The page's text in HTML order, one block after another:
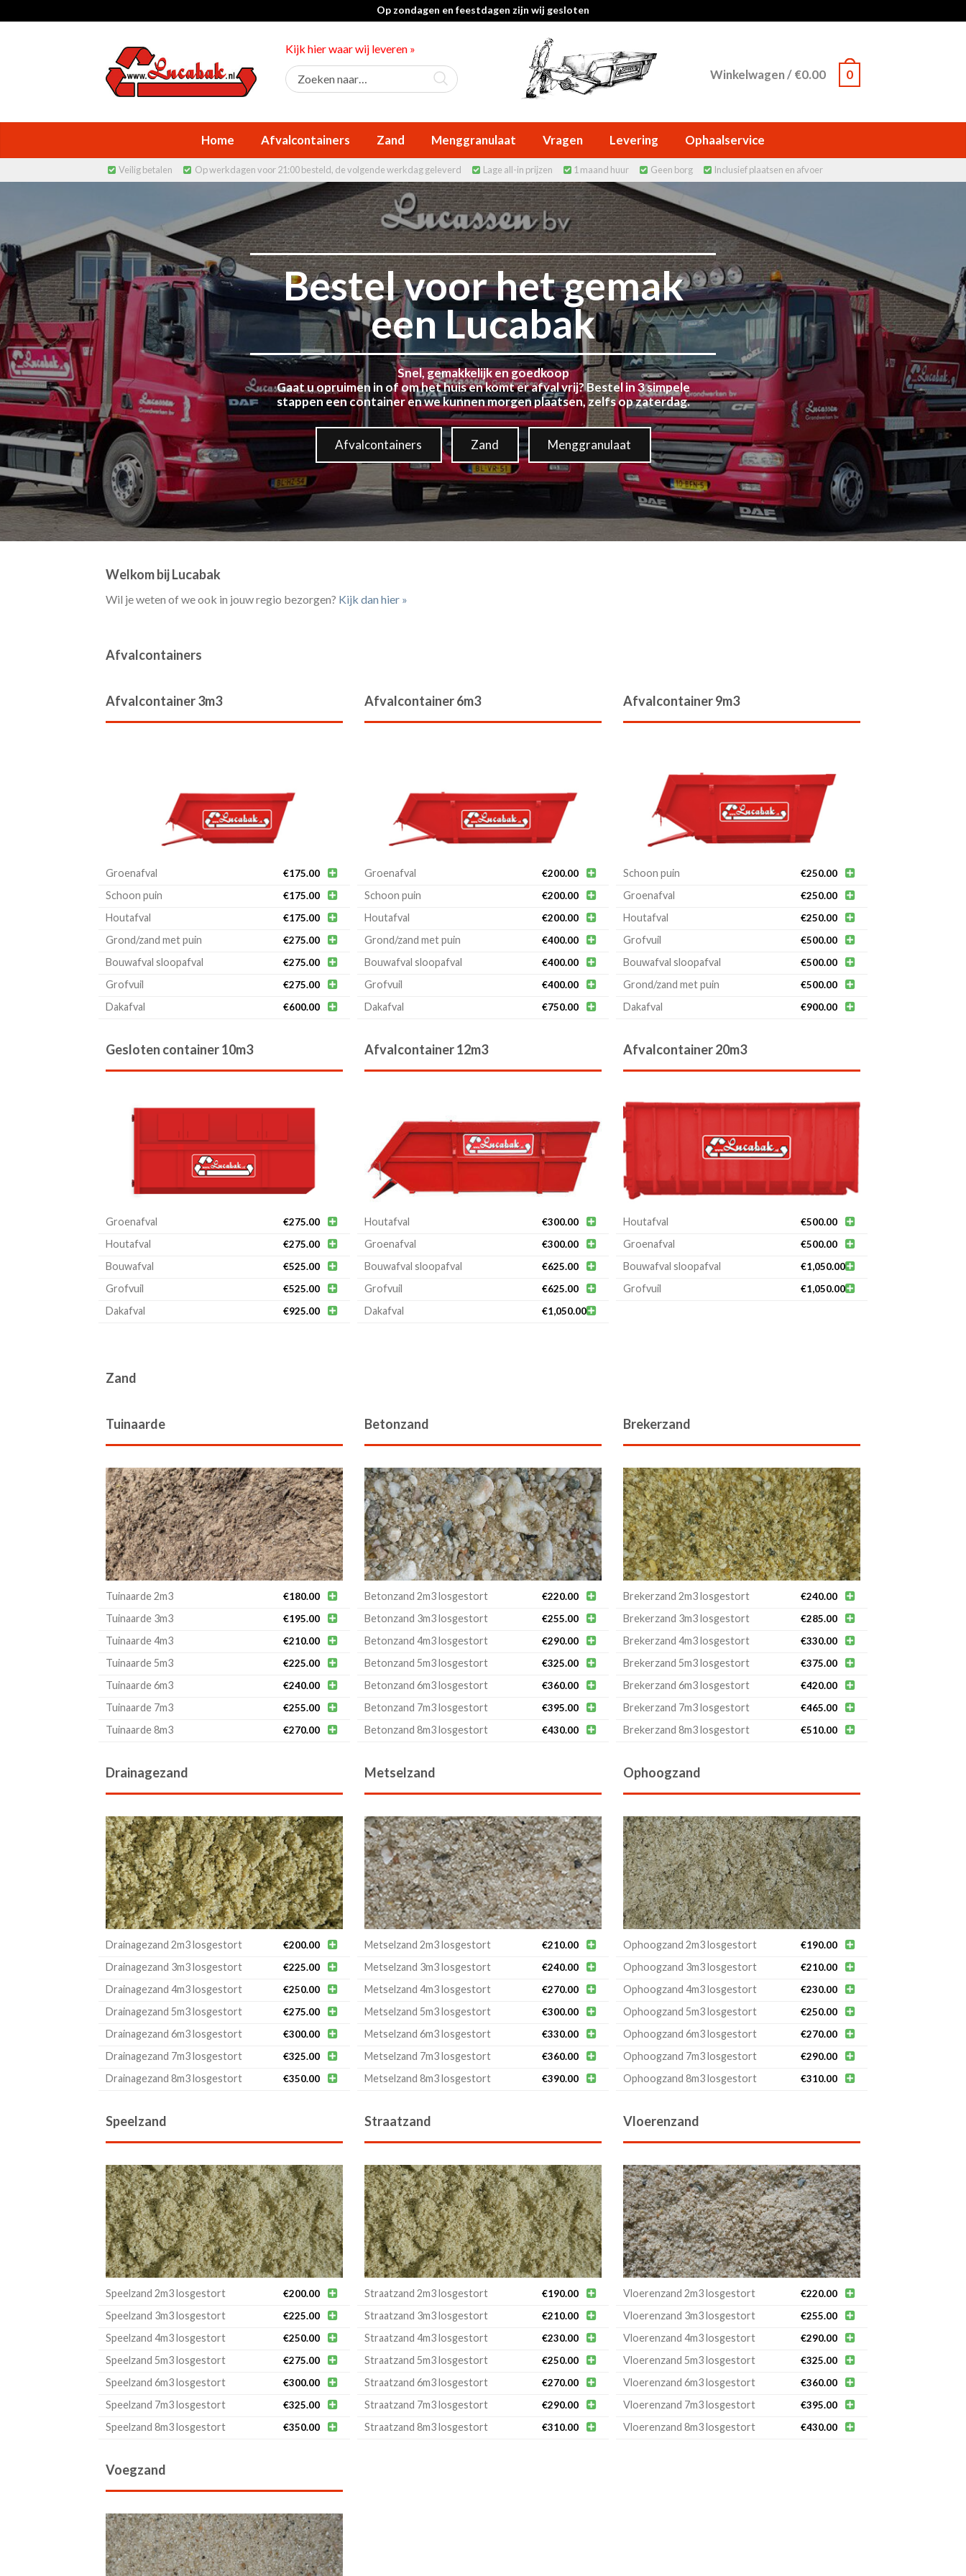
Op zondagen en feestdagen zijn wij gesloten
Kijk hier waar wij leveren »
Winkelwagen/€0.00 0
Home Afvalcontainers Zand Menggranulaat Vragen Levering Ophaalservice
 Veilig betalen  Op werkdagen voor 21:00 besteld, de volgende werkdag geleverd  Lage all-in prijzen  1 maand huur  Geen borg  Inclusief plaatsen en afvoer
Bestel voor het gemak
een Lucabak
Snel, gemakkelijk en goedkoop
Gaat u opruimen in of om het huis en komt er afval vrij? Bestel in 3 simpele
stappen een container en we kunnen morgen plaatsen, zelfs op zaterdag.
Afvalcontainers Zand Menggranulaat
Welkom bij Lucabak
Wil je weten of we ook in jouw regio bezorgen? Kijk dan hier »
Afvalcontainers
Afvalcontainer 3m3
Groenafval €175.00

Schoon puin
€175.00

Houtafval
€175.00

Grond/zand met puin
€275.00

Bouwafval sloopafval
€275.00

Grofvuil
€275.00

Dakafval
€600.00 
Afvalcontainer 6m3
Groenafval €200.00

Schoon puin
€200.00

Houtafval
€200.00

Grond/zand met puin
€400.00

Bouwafval sloopafval
€400.00

Grofvuil
€400.00

Dakafval
€750.00 
Afvalcontainer 9m3
Schoon puin €250.00

Groenafval
€250.00

Houtafval
€250.00

Grofvuil
€500.00

Bouwafval sloopafval
€500.00

Grond/zand met puin
€500.00

Dakafval
€900.00 
Gesloten container 10m3
Groenafval €275.00

Houtafval
€275.00

Bouwafval
€525.00

Grofvuil
€525.00

Dakafval
€925.00 
Afvalcontainer 12m3
Houtafval €300.00

Groenafval
€300.00

Bouwafval sloopafval
€625.00

Grofvuil
€625.00

Dakafval
€1,050.00
Afvalcontainer 20m3
Houtafval €500.00

Groenafval
€500.00

Bouwafval sloopafval
€1,050.00
Grofvuil
€1,050.00
Zand
Tuinaarde
Tuinaarde 2m3 €180.00

Tuinaarde 3m3
€195.00

Tuinaarde 4m3
€210.00

Tuinaarde 5m3
€225.00

Tuinaarde 6m3
€240.00

Tuinaarde 7m3
€255.00

Tuinaarde 8m3
€270.00 
Betonzand
Betonzand 2m3 losgestort €220.00

Betonzand 3m3 losgestort
€255.00

Betonzand 4m3 losgestort
€290.00

Betonzand 5m3 losgestort
€325.00

Betonzand 6m3 losgestort
€360.00

Betonzand 7m3 losgestort
€395.00

Betonzand 8m3 losgestort
€430.00 
Brekerzand
Brekerzand 2m3 losgestort €240.00

Brekerzand 3m3 losgestort
€285.00

Brekerzand 4m3 losgestort
€330.00

Brekerzand 5m3 losgestort
€375.00

Brekerzand 6m3 losgestort
€420.00

Brekerzand 7m3 losgestort
€465.00

Brekerzand 8m3 losgestort
€510.00 
Drainagezand
Drainagezand 2m3 losgestort €200.00

Drainagezand 3m3 losgestort
€225.00

Drainagezand 4m3 losgestort
€250.00

Drainagezand 5m3 losgestort
€275.00

Drainagezand 6m3 losgestort
€300.00

Drainagezand 7m3 losgestort
€325.00

Drainagezand 8m3 losgestort
€350.00 
Metselzand
Metselzand 2m3 losgestort €210.00

Metselzand 3m3 losgestort
€240.00

Metselzand 4m3 losgestort
€270.00

Metselzand 5m3 losgestort
€300.00

Metselzand 6m3 losgestort
€330.00

Metselzand 7m3 losgestort
€360.00

Metselzand 8m3 losgestort
€390.00 
Ophoogzand
Ophoogzand 2m3 losgestort €190.00

Ophoogzand 3m3 losgestort
€210.00

Ophoogzand 4m3 losgestort
€230.00

Ophoogzand 5m3 losgestort
€250.00

Ophoogzand 6m3 losgestort
€270.00

Ophoogzand 7m3 losgestort
€290.00

Ophoogzand 8m3 losgestort
€310.00 
Speelzand
Speelzand 2m3 losgestort €200.00

Speelzand 3m3 losgestort
€225.00

Speelzand 4m3 losgestort
€250.00

Speelzand 5m3 losgestort
€275.00

Speelzand 6m3 losgestort
€300.00

Speelzand 7m3 losgestort
€325.00

Speelzand 8m3 losgestort
€350.00 
Straatzand
Straatzand 2m3 losgestort €190.00

Straatzand 3m3 losgestort
€210.00

Straatzand 4m3 losgestort
€230.00

Straatzand 5m3 losgestort
€250.00

Straatzand 6m3 losgestort
€270.00

Straatzand 7m3 losgestort
€290.00

Straatzand 8m3 losgestort
€310.00 
Vloerenzand
Vloerenzand 2m3 losgestort €220.00

Vloerenzand 3m3 losgestort
€255.00

Vloerenzand 4m3 losgestort
€290.00

Vloerenzand 5m3 losgestort
€325.00

Vloerenzand 6m3 losgestort
€360.00

Vloerenzand 7m3 losgestort
€395.00

Vloerenzand 8m3 losgestort
€430.00 
Voegzand